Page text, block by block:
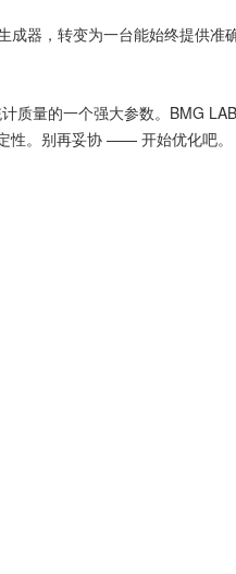
器，转变为一台能始终提供准
质量的一个强大参数。BMG
性。别再妥协 —— 开始优化吧。